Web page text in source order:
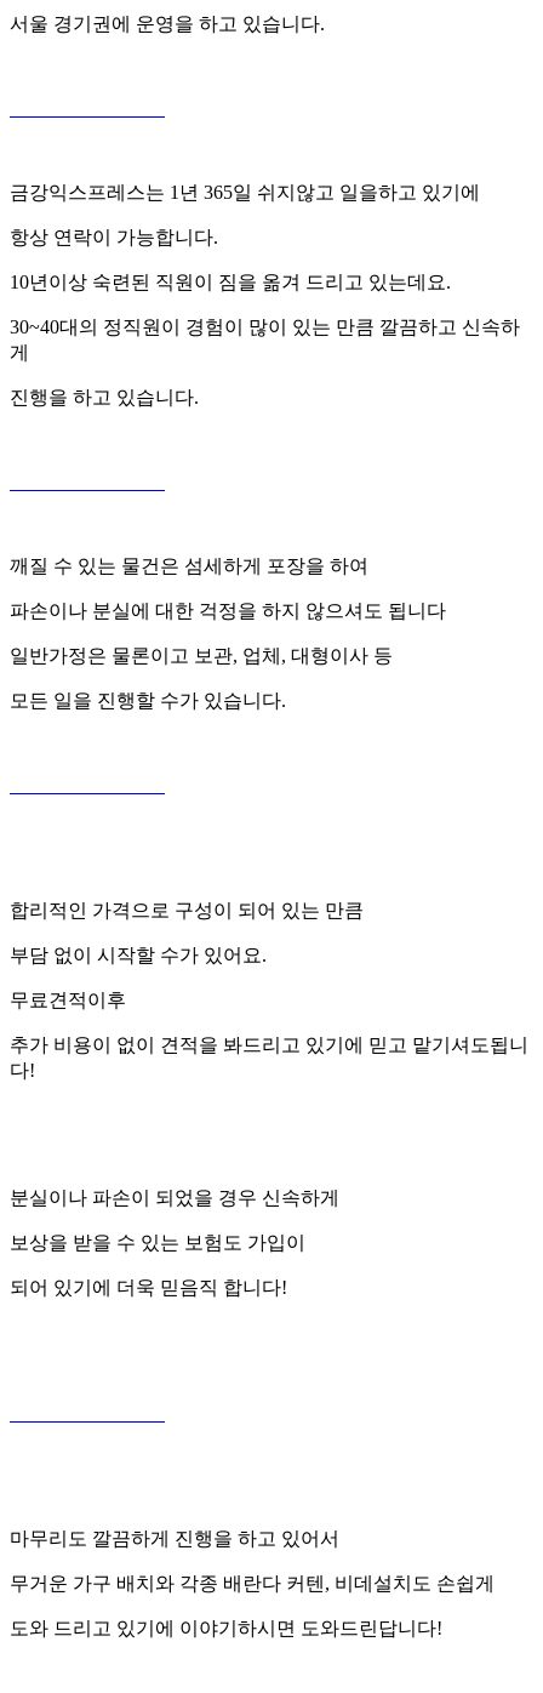
서울 경기권에 운영을 하고 있습니다.
금강익스프레스는 1년 365일 쉬지않고 일을하고 있기에
항상 연락이 가능합니다.
10년이상 숙련된 직원이 짐을 옮겨 드리고 있는데요.
30~40대의 정직원이 경험이 많이 있는 만큼 깔끔하고 신속하
게
진행을 하고 있습니다.
깨질 수 있는 물건은 섬세하게 포장을 하여
파손이나 분실에 대한 걱정을 하지 않으셔도 됩니다
일반가정은 물론이고 보관, 업체, 대형이사 등
모든 일을 진행할 수가 있습니다.
합리적인 가격으로 구성이 되어 있는 만큼
부담 없이 시작할 수가 있어요.
무료견적이후
추가 비용이 없이 견적을 봐드리고 있기에 믿고 맡기셔도됩니
다!
분실이나 파손이 되었을 경우 신속하게
보상을 받을 수 있는 보험도 가입이
되어 있기에 더욱 믿음직 합니다!
마무리도 깔끔하게 진행을 하고 있어서
무거운 가구 배치와 각종 배란다 커텐, 비데설치도 손쉽게
도와 드리고 있기에 이야기하시면 도와드린답니다!